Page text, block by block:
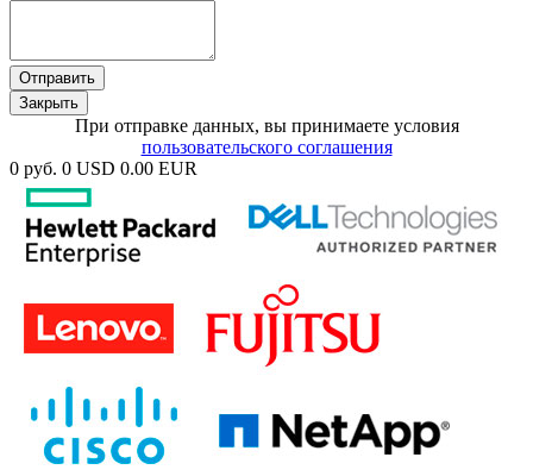
Отправить
Закрыть
При отправке данных, вы принимаете условия
пользовательского соглашения
0 руб. 0 USD 0.00 EUR